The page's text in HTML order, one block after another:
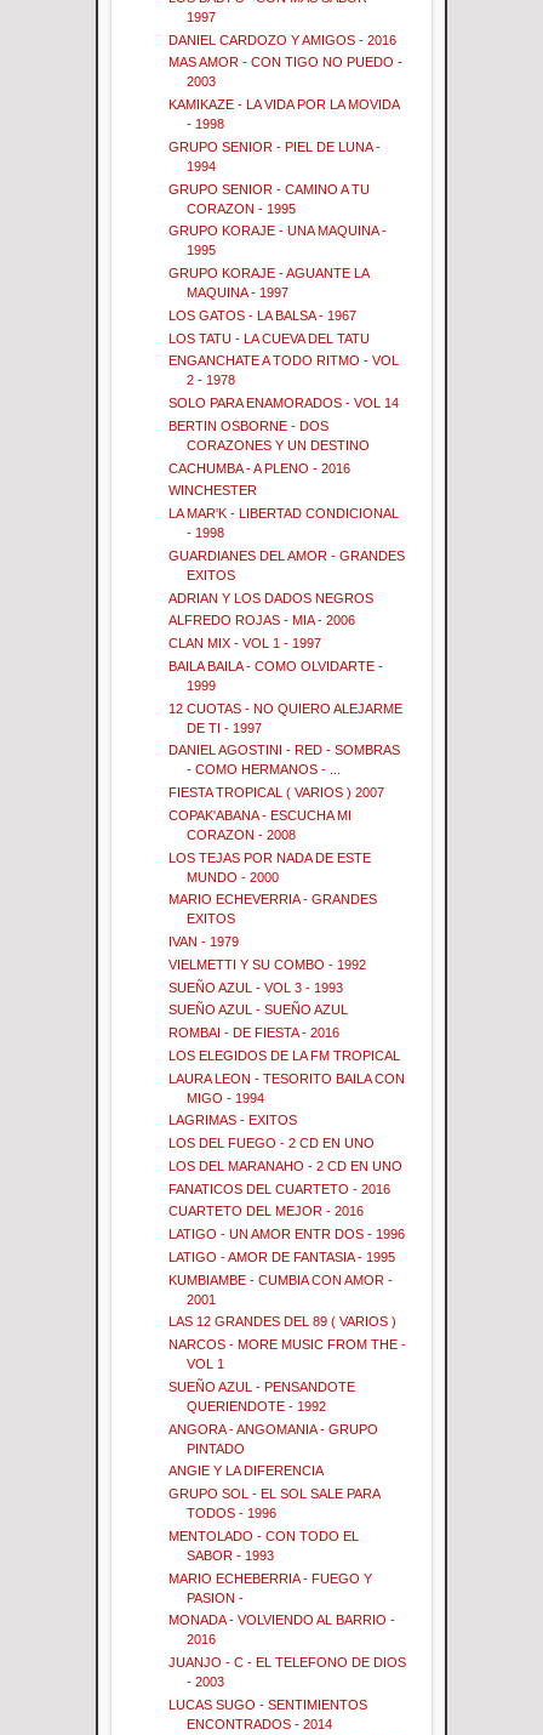
1997
DANIEL CARDOZO Y AMIGOS - 2016
MAS AMOR - CON TIGO NO PUEDO -
2003
KAMIKAZE - LA VIDA POR LA MOVIDA
- 1998
GRUPO SENIOR - PIEL DE LUNA -
1994
GRUPO SENIOR - CAMINO A TU
CORAZON - 1995
GRUPO KORAJE - UNA MAQUINA -
1995
GRUPO KORAJE - AGUANTE LA
MAQUINA - 1997
LOS GATOS - LA BALSA - 1967
LOS TATU - LA CUEVA DEL TATU
ENGANCHATE A TODO RITMO - VOL
2 - 1978
SOLO PARA ENAMORADOS - VOL 14
BERTIN OSBORNE - DOS
CORAZONES Y UN DESTINO
CACHUMBA - A PLENO - 2016
WINCHESTER
LA MAR'K - LIBERTAD CONDICIONAL
- 1998
GUARDIANES DEL AMOR - GRANDES
EXITOS
ADRIAN Y LOS DADOS NEGROS
ALFREDO ROJAS - MIA - 2006
CLAN MIX - VOL 1 - 1997
BAILA BAILA - COMO OLVIDARTE -
1999
12 CUOTAS - NO QUIERO ALEJARME
DE TI - 1997
DANIEL AGOSTINI - RED - SOMBRAS
- COMO HERMANOS - ...
FIESTA TROPICAL ( VARIOS ) 2007
COPAK'ABANA - ESCUCHA MI
CORAZON - 2008
LOS TEJAS POR NADA DE ESTE
MUNDO - 2000
MARIO ECHEVERRIA - GRANDES
EXITOS
IVAN - 1979
VIELMETTI Y SU COMBO - 1992
SUEÑO AZUL - VOL 3 - 1993
SUEÑO AZUL - SUEÑO AZUL
ROMBAI - DE FIESTA - 2016
LOS ELEGIDOS DE LA FM TROPICAL
LAURA LEON - TESORITO BAILA CON
MIGO - 1994
LAGRIMAS - EXITOS
LOS DEL FUEGO - 2 CD EN UNO
LOS DEL MARANAHO - 2 CD EN UNO
FANATICOS DEL CUARTETO - 2016
CUARTETO DEL MEJOR - 2016
LATIGO - UN AMOR ENTR DOS - 1996
LATIGO - AMOR DE FANTASIA - 1995
KUMBIAMBE - CUMBIA CON AMOR -
2001
LAS 12 GRANDES DEL 89 ( VARIOS )
NARCOS - MORE MUSIC FROM THE -
VOL 1
SUEÑO AZUL - PENSANDOTE
QUERIENDOTE - 1992
ANGORA - ANGOMANIA - GRUPO
PINTADO
ANGIE Y LA DIFERENCIA
GRUPO SOL - EL SOL SALE PARA
TODOS - 1996
MENTOLADO - CON TODO EL
SABOR - 1993
MARIO ECHEBERRIA - FUEGO Y
PASION -
MONADA - VOLVIENDO AL BARRIO -
2016
JUANJO - C - EL TELEFONO DE DIOS
- 2003
LUCAS SUGO - SENTIMIENTOS
ENCONTRADOS - 2014